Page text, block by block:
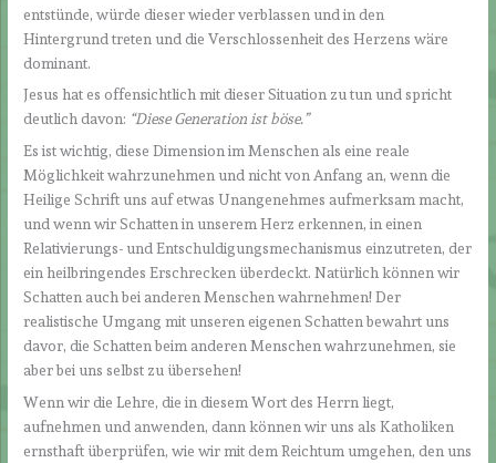
entstünde, würde dieser wieder verblassen und in den
Hintergrund treten und die Verschlossenheit des Herzens wäre
dominant.
Jesus hat es offensichtlich mit dieser Situation zu tun und spricht
deutlich davon: “Diese Generation ist böse.”
Es ist wichtig, diese Dimension im Menschen als eine reale
Möglichkeit wahrzunehmen und nicht von Anfang an, wenn die
Heilige Schrift uns auf etwas Unangenehmes aufmerksam macht,
und wenn wir Schatten in unserem Herz erkennen, in einen
Relativierungs- und Entschuldigungsmechanismus einzutreten, der
ein heilbringendes Erschrecken überdeckt. Natürlich können wir
Schatten auch bei anderen Menschen wahrnehmen! Der
realistische Umgang mit unseren eigenen Schatten bewahrt uns
davor, die Schatten beim anderen Menschen wahrzunehmen, sie
aber bei uns selbst zu übersehen!
Wenn wir die Lehre, die in diesem Wort des Herrn liegt,
aufnehmen und anwenden, dann können wir uns als Katholiken
ernsthaft überprüfen, wie wir mit dem Reichtum umgehen, den uns